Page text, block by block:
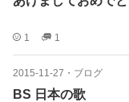
1 1
2015-11-27 ・ ブログ
BS 日本の歌